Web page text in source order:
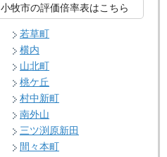
小牧市の評価倍率表はこちら
若草町
横内
山北町
桃ケ丘
村中新町
南外山
三ツ渕原新田
間々本町